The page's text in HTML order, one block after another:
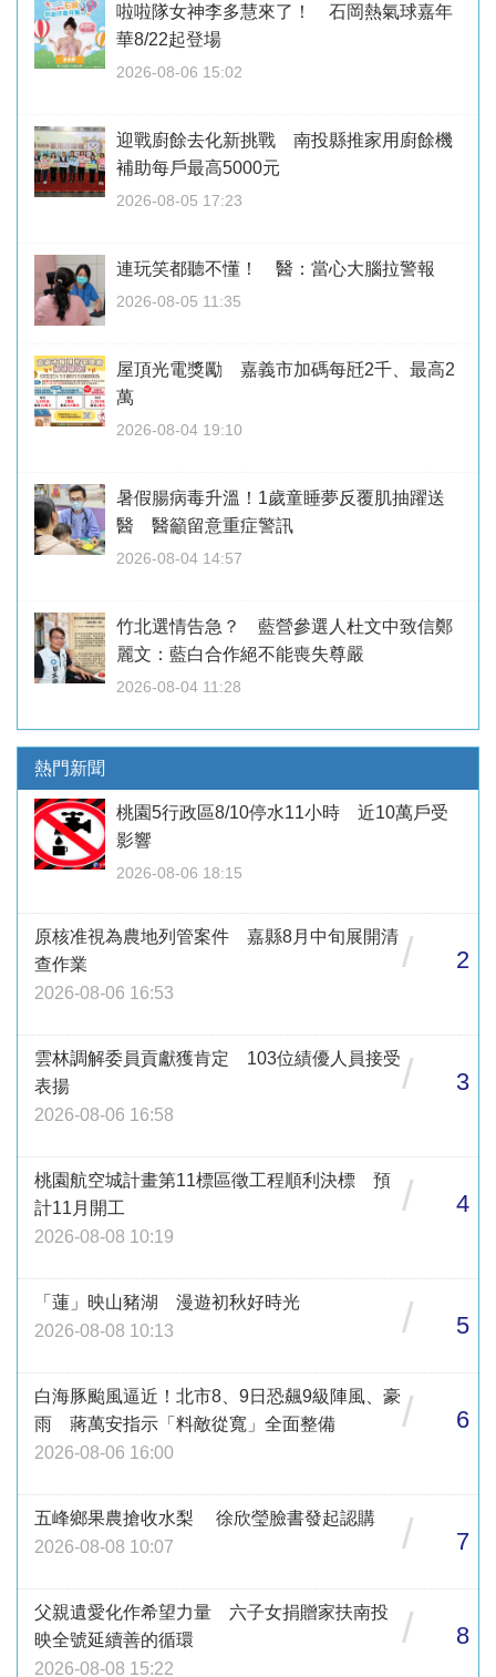
啦啦隊女神李多慧來了！ 石岡熱氣球嘉年
華8/22起登場
2026-08-06 15:02
迎戰廚餘去化新挑戰 南投縣推家用廚餘機
補助每戶最高5000元
2026-08-05 17:23
連玩笑都聽不懂！ 醫：當心大腦拉警報
2026-08-05 11:35
屋頂光電獎勵 嘉義市加碼每瓩2千、最高2
萬
2026-08-04 19:10
暑假腸病毒升溫！1歲童睡夢反覆肌抽躍送
醫 醫籲留意重症警訊
2026-08-04 14:57
竹北選情告急？ 藍營參選人杜文中致信鄭
麗文：藍白合作絕不能喪失尊嚴
2026-08-04 11:28
熱門新聞
桃園5行政區8/10停水11小時 近10萬戶受
影響
2026-08-06 18:15
原核准視為農地列管案件 嘉縣8月中旬展開清
查作業
2026-08-06 16:53
/ 2
雲林調解委員貢獻獲肯定 103位績優人員接受
表揚
2026-08-06 16:58
/ 3
桃園航空城計畫第11標區徵工程順利決標 預
計11月開工
2026-08-08 10:19
/ 4
「蓮」映山豬湖 漫遊初秋好時光
2026-08-08 10:13
/ 5
白海豚颱風逼近！北市8、9日恐飆9級陣風、豪
雨 蔣萬安指示「料敵從寬」全面整備
2026-08-06 16:00
/ 6
五峰鄉果農搶收水梨 徐欣瑩臉書發起認購
2026-08-08 10:07
/ 7
父親遺愛化作希望力量 六子女捐贈家扶南投
映全號延續善的循環
2026-08-08 15:22
/ 8